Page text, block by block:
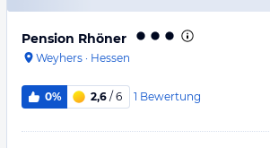
Pension Rhöner
Weyhers · Hessen
0% 2,6 / 6 1 Bewertung